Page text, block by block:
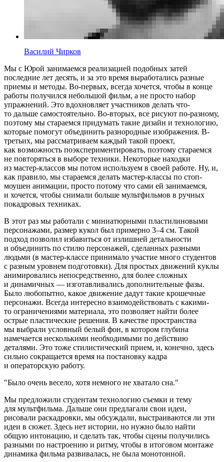
Василий Чирков
Мы с Юрой занимаемся реализацией подобных затей
последние лет десять, и за это время выработались разные
приемы и методы. Во-первых, всегда хочется, чтобы в конце
работы получился небольшой фильм, а не просто набор
упражнений. Это вдохновляет участников делать что-
то дальше самостоятельно. Во-вторых, все рисуют по-разному,
поэтому мы стараемся придумать такие дизайн и технологию,
которые помогут объединить разнородные изображения. В-
третьих, мы рассматриваем каждый такой проект,
как возможность поэкспериментировать, поэтому стараемся
не повторяться в выборе техники. Некоторые находки
из мастер-классов мы потом используем в своей работе. Ну, и,
как правило, мы стараемся делать мастер-классы по стоп-
моушен анимации, просто потому что сами ей занимаемся,
и хочется, чтобы снимали больше мультфильмов в ручных
покадровых техниках.
В этот раз мы работали с миниатюрными пластилиновыми
персонажами, размер кукол был примерно 3–4 см. Такой
подход позволил избавиться от излишней детальности
и объединить по стилю персонажей, сделанных разными
людьми (в мастер-классе принимало участие много студентов
с разным уровнем подготовки). Для простых движений куклы
анимировались непосредственно, для более сложных
и динамичных — изготавливались дополнительные фазы.
Было любопытно, какое движение дадут такие крошечные
персонажи. Всегда интересно взаимодействовать с какими-
то ограничениями материала, это позволяет найти более
острые пластические решения. В качестве пространства
мы выбрали условный белый фон, в котором глубина
намечается несколькими необходимыми по действию
деталями. Это тоже стилистический прием, и, конечно, здесь
сильно сокращается время на постановку кадра
и операторскую работу.
Было очень весело, хотя немного не хватало сна.
Мы предложили студентам технологию съемки и тему
для мультфильма. Дальше они предлагали свои идеи,
рисовали раскадровки, мы обсуждали, выстраиваются ли эти
идеи в сюжет. Здесь нет истории, но нужно было найти
общую интонацию, и сделать так, чтобы сцены получились
разными по настроению и ритму, чтобы в итоговом монтаже
динамика фильма развивалась, не была монотонной.